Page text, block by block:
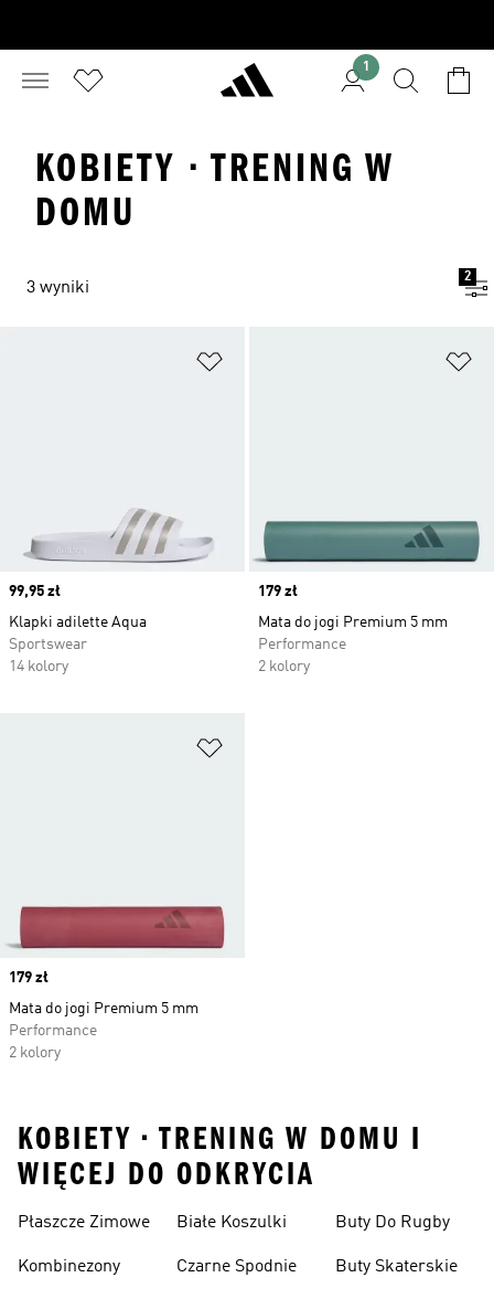
1
KOBIETY · TRENING W
DOMU
3 wyniki
2
Price
99,95 zł
Klapki adilette Aqua
Sportswear
14 kolory
Price
179 zł
Mata do jogi Premium 5 mm
Performance
2 kolory
Price
179 zł
Mata do jogi Premium 5 mm
Performance
2 kolory
KOBIETY • TRENING W DOMU I
WIĘCEJ DO ODKRYCIA
Płaszcze Zimowe
Kombinezony
Białe Koszulki
Czarne Spodnie
Buty Do Rugby
Buty Skaterskie